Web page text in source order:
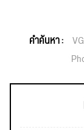
คำค้นหา :